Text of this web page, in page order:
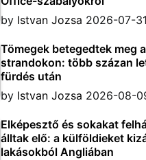
by Istvan Jozsa 2026-07-31
Tömegek betegedtek meg
strandokon: több százan
fürdés után
by Istvan Jozsa 2026-08-
Elképesztő és sokakat
álltak elő: a külföldieket
lakásokból Angliában